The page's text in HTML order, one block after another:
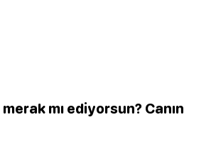
mı ediyorsun? Canın